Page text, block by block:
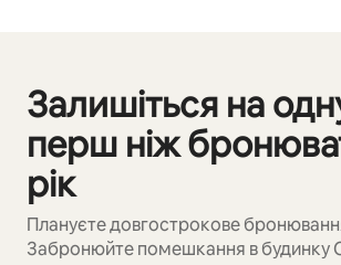
Залишіться на
перш ніж
рік
Плануєте довгострокове
Забронюйте помешкання в будинку
Відображаються 0 з 0